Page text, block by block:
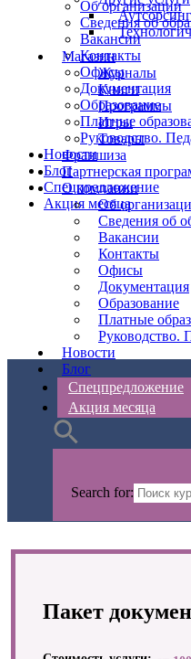
Об организации
Сведения об
Вакансии
Контакты
Офисы
Документация
Образование
Платные
Руководство.
Новости
Блог
Спецпредложение
Акция месяца
Магазин
Журналы
Книги
Программы
Игры
Товары
Франшиза
Партнерская
О компании
Об
Сведения об
Вакансии
Контакты
Офисы
Документация
Образование
Платные
Руководство.
Новости
Блог
Спецпредложение
Акция месяца
Search for:
Пакет